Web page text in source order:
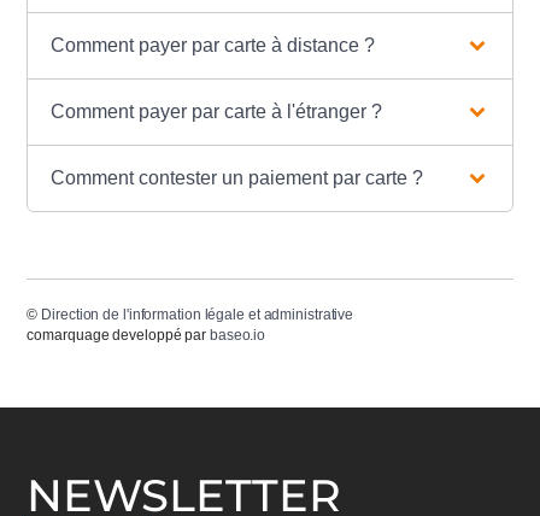
Comment payer par carte à distance ?
Comment payer par carte à l'étranger ?
Comment contester un paiement par carte ?
© Direction de l'information légale et administrative
comarquage developpé par baseo.io
NEWSLETTER